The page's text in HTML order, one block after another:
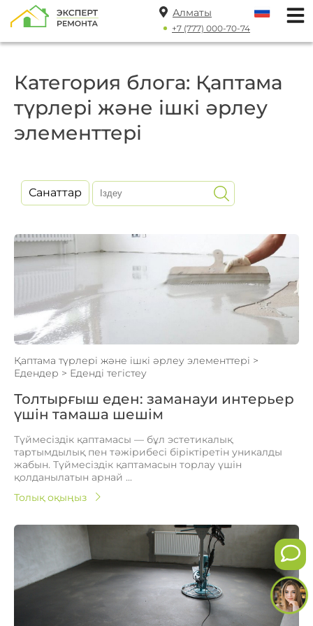
Алматы
+7 (777) 000-70-74
Категория блога: Қаптама
түрлері және ішкі әрлеу
элементтері
Санаттар
Қаптама түрлері және ішкі әрлеу элементтері >
Едендер > Еденді тегістеу
Толтырғыш еден: заманауи интерьер
үшін тамаша шешім
Түймесіздік қаптамасы — бұл эстетикалық
тартымдылық пен тәжірибесі біріктіретін уникалды
жабын. Түймесіздік қаптамасын торлау үшін
қолданылатын арнай ...
Толық оқыңыз